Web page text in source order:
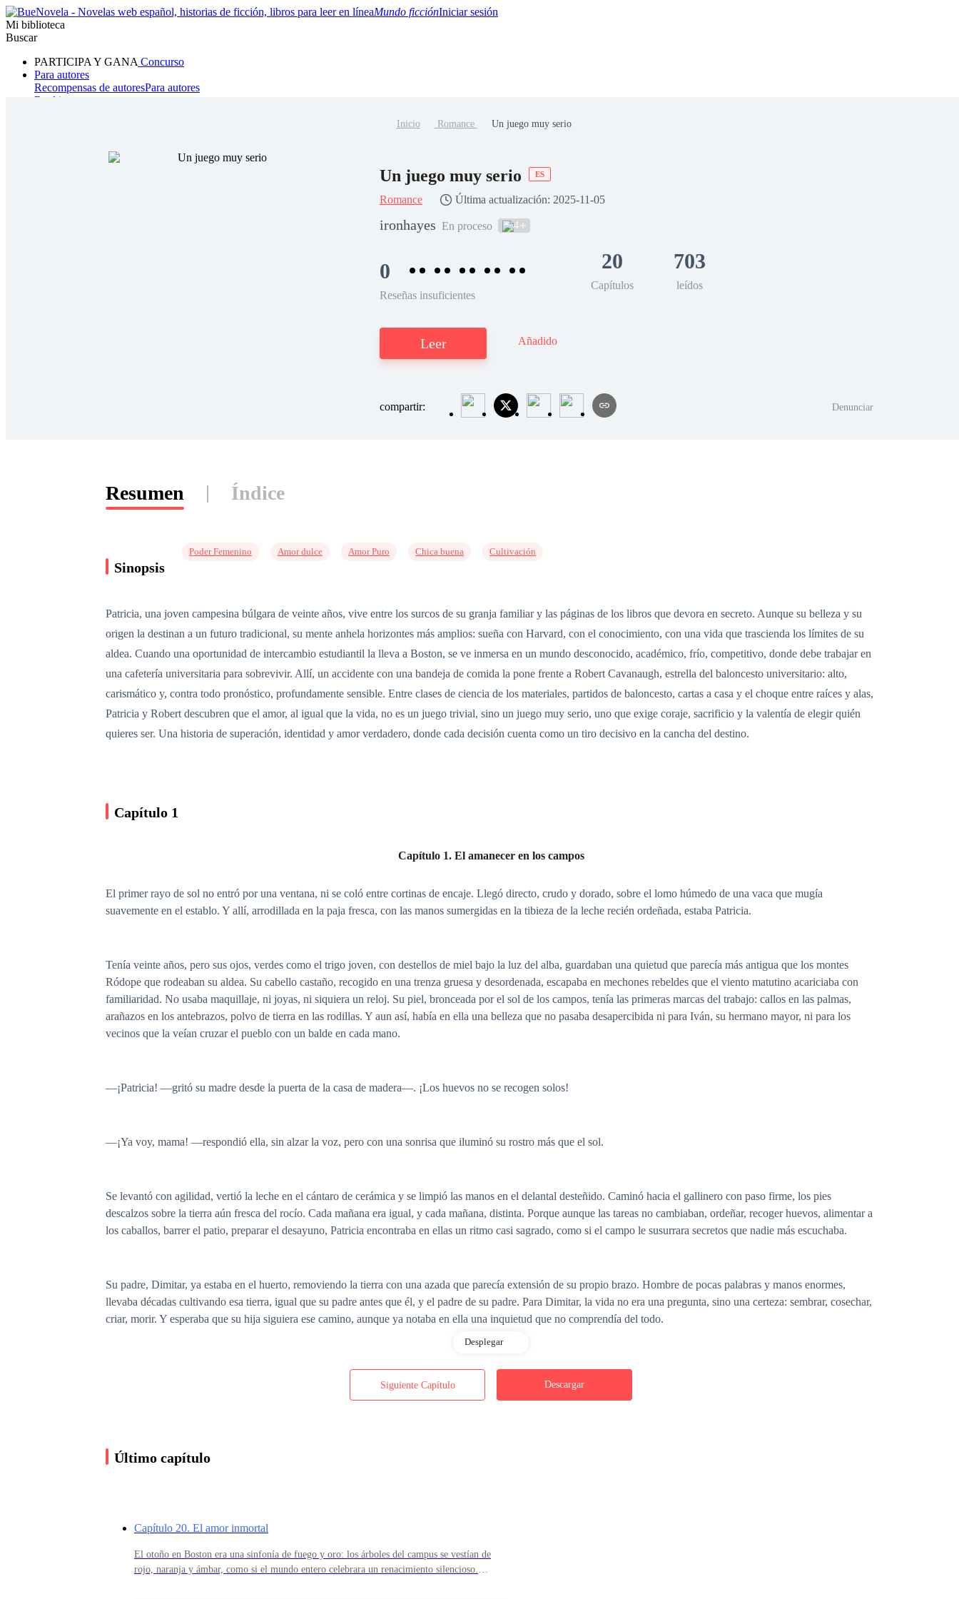
Mundo ficciónIniciar sesión
Mi biblioteca
Buscar
PARTICIPA Y GANA Concurso
Para autores
Recompensas de autoresPara autores
Ranking
Hombre lobo Mafia Sistema Fantasía
Inicio Romance Un juego muy serio
Un juego muy serio ES
Romance Última actualización: 2025-11-05
ironhayes En proceso 4
0
Reseñas insuficientes
20
Capítulos
703
leídos
Leer Añadido
compartir: Denunciar
Resumen Índice
Sinopsis
Poder Femenino Amor dulce Amor Puro Chica buena Cultivación
Patricia, una joven campesina búlgara de veinte años, vive entre los surcos de su granja familiar y las páginas de los libros que devora en secreto. Aunque su belleza y su
origen la destinan a un futuro tradicional, su mente anhela horizontes más amplios: sueña con Harvard, con el conocimiento, con una vida que trascienda los límites de su
aldea. Cuando una oportunidad de intercambio estudiantil la lleva a Boston, se ve inmersa en un mundo desconocido, académico, frío, competitivo, donde debe trabajar en
una cafetería universitaria para sobrevivir. Allí, un accidente con una bandeja de comida la pone frente a Robert Cavanaugh, estrella del baloncesto universitario: alto,
carismático y, contra todo pronóstico, profundamente sensible. Entre clases de ciencia de los materiales, partidos de baloncesto, cartas a casa y el choque entre raíces y alas,
Patricia y Robert descubren que el amor, al igual que la vida, no es un juego trivial, sino un juego muy serio, uno que exige coraje, sacrificio y la valentía de elegir quién
quieres ser. Una historia de superación, identidad y amor verdadero, donde cada decisión cuenta como un tiro decisivo en la cancha del destino.
Capítulo 1
Capítulo 1. El amanecer en los campos
El primer rayo de sol no entró por una ventana, ni se coló entre cortinas de encaje. Llegó directo, crudo y dorado, sobre el lomo húmedo de una vaca que mugía
suavemente en el establo. Y allí, arrodillada en la paja fresca, con las manos sumergidas en la tibieza de la leche recién ordeñada, estaba Patricia.
Tenía veinte años, pero sus ojos, verdes como el trigo joven, con destellos de miel bajo la luz del alba, guardaban una quietud que parecía más antigua que los montes
Ródope que rodeaban su aldea. Su cabello castaño, recogido en una trenza gruesa y desordenada, escapaba en mechones rebeldes que el viento matutino acariciaba con
familiaridad. No usaba maquillaje, ni joyas, ni siquiera un reloj. Su piel, bronceada por el sol de los campos, tenía las primeras marcas del trabajo: callos en las palmas,
arañazos en los antebrazos, polvo de tierra en las rodillas. Y aun así, había en ella una belleza que no pasaba desapercibida ni para Iván, su hermano mayor, ni para los
vecinos que la veían cruzar el pueblo con un balde en cada mano.
—¡Patricia! —gritó su madre desde la puerta de la casa de madera—. ¡Los huevos no se recogen solos!
—¡Ya voy, mama! —respondió ella, sin alzar la voz, pero con una sonrisa que iluminó su rostro más que el sol.
Se levantó con agilidad, vertió la leche en el cántaro de cerámica y se limpió las manos en el delantal desteñido. Caminó hacia el gallinero con paso firme, los pies
descalzos sobre la tierra aún fresca del rocío. Cada mañana era igual, y cada mañana, distinta. Porque aunque las tareas no cambiaban, ordeñar, recoger huevos, alimentar a
los caballos, barrer el patio, preparar el desayuno, Patricia encontraba en ellas un ritmo casi sagrado, como si el campo le susurrara secretos que nadie más escuchaba.
Su padre, Dimitar, ya estaba en el huerto, removiendo la tierra con una azada que parecía extensión de su propio brazo. Hombre de pocas palabras y manos enormes,
llevaba décadas cultivando esa tierra, igual que su padre antes que él, y el padre de su padre. Para Dimitar, la vida no era una pregunta, sino una certeza: sembrar, cosechar,
criar, morir. Y esperaba que su hija siguiera ese camino, aunque ya notaba en ella una inquietud que no comprendía del todo.
—¿Leíste otra vez hasta tarde? —le preguntó cuando Patricia le entregó un cesto con los huevos recién recogidos.
—Los libros no ordeñan vacas, hija.
Desplegar
Siguiente Capítulo Descargar
Último capítulo
Capítulo 20. El amor inmortal
El otoño en Boston era una sinfonía de fuego y oro: los árboles del campus se vestían de
rojo, naranja y ámbar, como si el mundo entero celebrara un renacimiento silencioso.